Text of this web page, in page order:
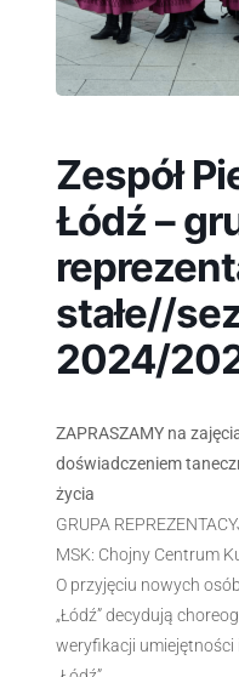
Zespół
Łódź –
stałe//
2024/
ZAPRASZAMY na
doświadczeniem
życia
GRUPA
MSK: Chojny Centrum
O przyjęciu nowych
„Łódź” decydują
weryfikacji umiejętności